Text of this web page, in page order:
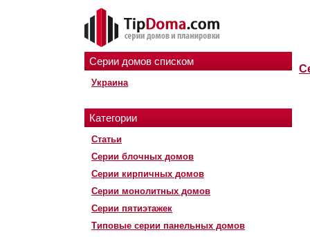
Серии домов списком
Украина
Категории
Статьи
Серии блочных домов
Серии кирпичных домов
Серии монолитных домов
Серии пятиэтажек
Типовые серии панельных домов